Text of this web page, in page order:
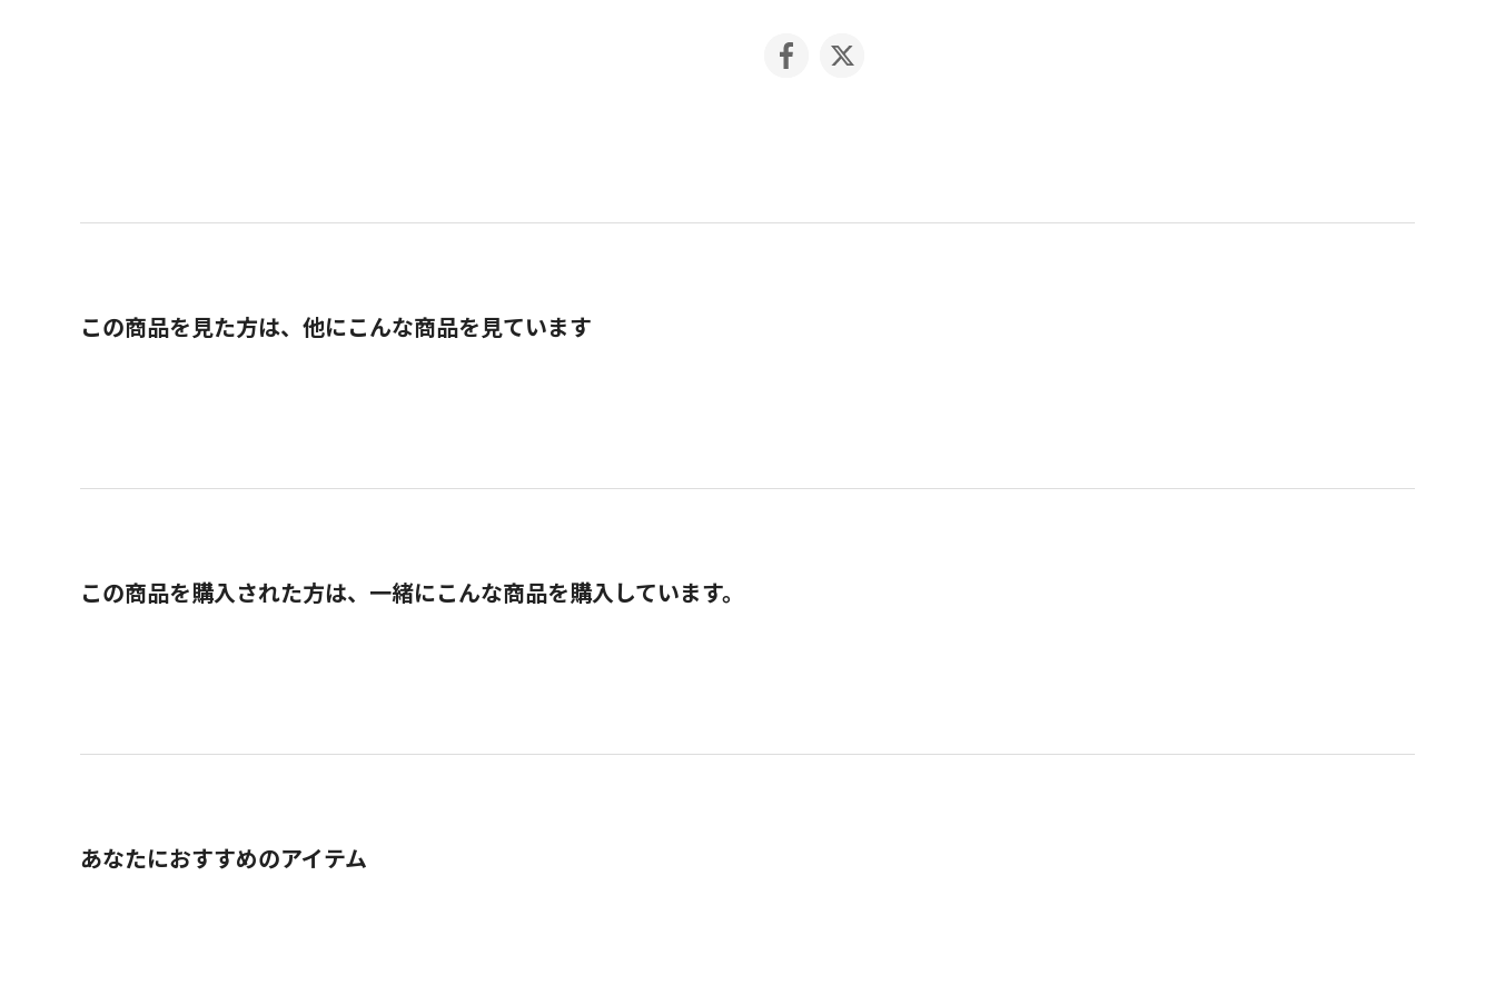
この商品を見た方は、他にこんな商品を見ています
この商品を購入された方は、一緒にこんな商品を購入しています。
あなたにおすすめのアイテム